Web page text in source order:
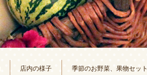
店内の様子 季節のお野菜、果物セット